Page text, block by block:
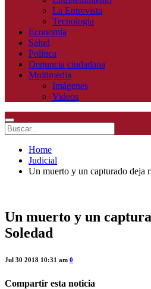
La Entrevista
Tecnologia
Economía
Salud
Política
Denuncia ciudadana
Multimedia
Imágenes
Videos
Home
Judicial
Un muerto y un capturado deja
Un muerto y un
Soledad
Jul 30 2018 10:31 am 0
Compartir esta noticia